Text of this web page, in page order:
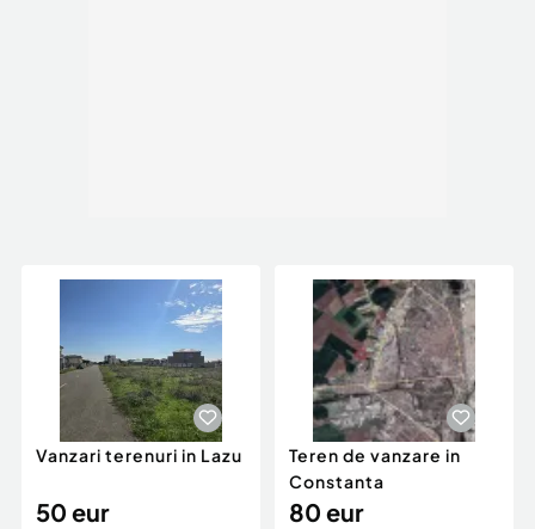
Vanzari terenuri in Lazu
50 eur
Teren de vanzare in
Constanta
80 eur